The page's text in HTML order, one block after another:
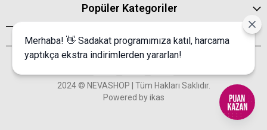
Popüler Kategoriler
2024 © NEVASHOP | Tüm Hakları Saklıdır.
Powered by ikas
Merhaba! 👋 Sadakat programımıza katıl, harcama
yaptıkça ekstra indirimlerden yararlan!